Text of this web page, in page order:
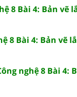
8 Bài 4: Bản vẽ
8 Bài 4: Bản vẽ
nghệ 8 Bài 4: